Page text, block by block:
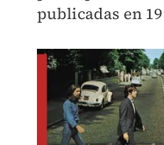
publicadas en